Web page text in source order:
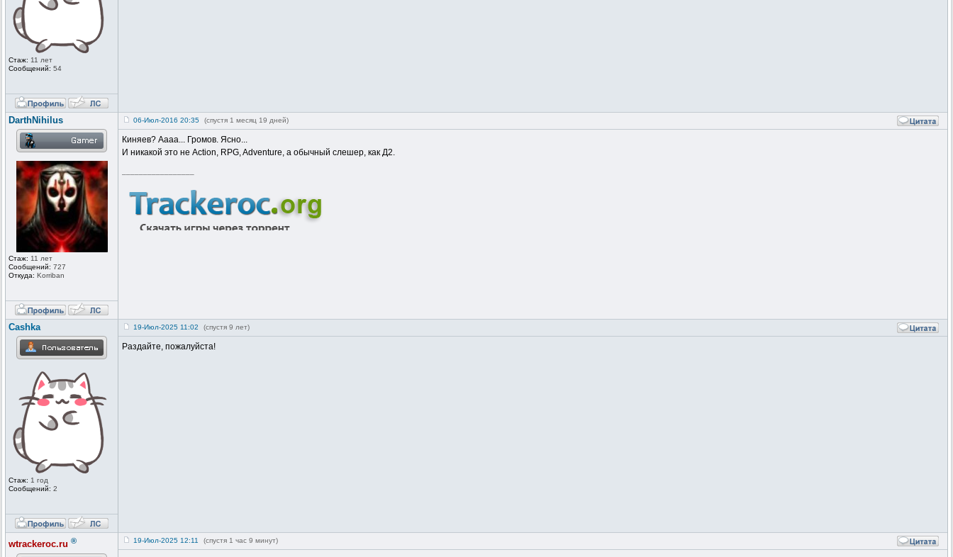
Стаж: 11 лет
Сообщений: 54
DarthNihilus
Стаж: 11 лет
Сообщений: 727
Откуда: Korriban
06-Июл-2016 20:35 (спустя 1 месяц 19 дней)
Киняев? Аааа... Громов. Ясно...
И никакой это не Action, RPG, Adventure, а обычный слешер, как Д2.
Cashka
Стаж: 1 год
Сообщений: 2
19-Июл-2025 11:02 (спустя 9 лет)
Раздайте, пожалуйста!
wtrackeroc.ru ® 19-Июл-2025 12:11 (спустя 1 час 9 минут)